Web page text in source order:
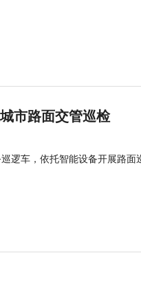
市路面交管巡检
逻车，依托智能设备开展路面